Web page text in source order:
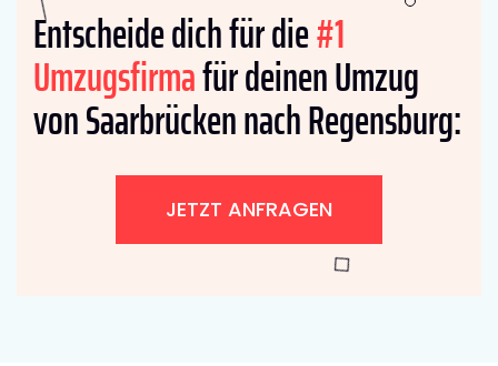
Entscheide dich für die#1
Umzugsfirmafür deinen Umzug
von Saarbrücken nach Regensburg:
JETZT ANFRAGEN